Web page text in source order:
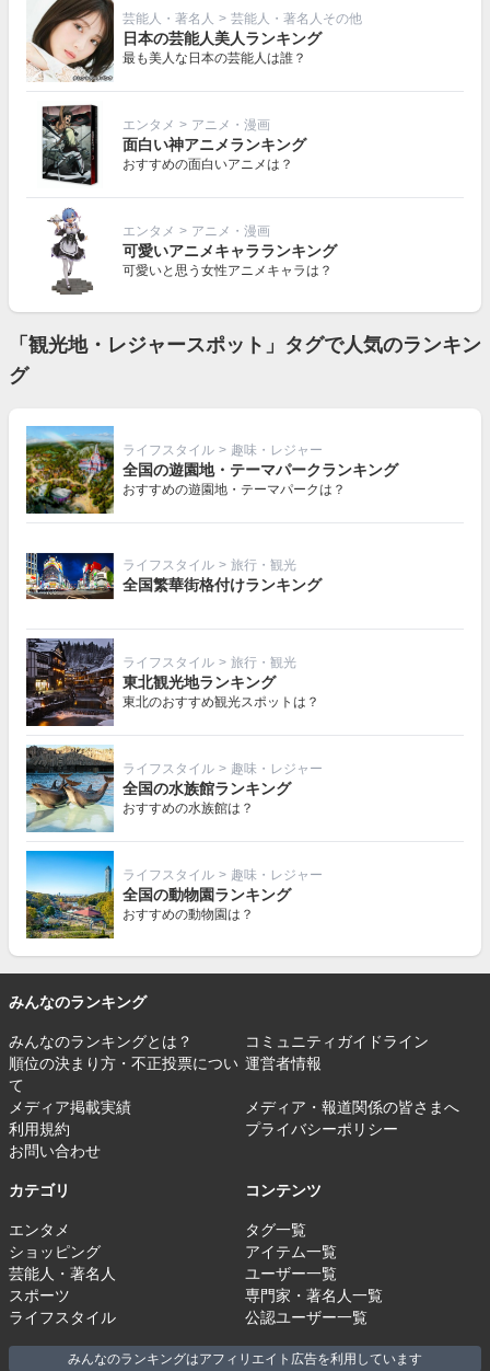
芸能人・著名人 > 芸能人・著名人その他
日本の芸能人美人ランキング
最も美人な日本の芸能人は誰？
エンタメ > アニメ・漫画
面白い神アニメランキング
おすすめの面白いアニメは？
エンタメ > アニメ・漫画
可愛いアニメキャラランキング
可愛いと思う女性アニメキャラは？
「観光地・レジャースポット」タグで人気のランキン
グ
ライフスタイル > 趣味・レジャー
全国の遊園地・テーマパークランキング
おすすめの遊園地・テーマパークは？
ライフスタイル > 旅行・観光
全国繁華街格付けランキング
ライフスタイル > 旅行・観光
東北観光地ランキング
東北のおすすめ観光スポットは？
ライフスタイル > 趣味・レジャー
全国の水族館ランキング
おすすめの水族館は？
ライフスタイル > 趣味・レジャー
全国の動物園ランキング
おすすめの動物園は？
みんなのランキング
みんなのランキングとは？
コミュニティガイドライン
順位の決まり方・不正投票につい
て
運営者情報
メディア掲載実績
メディア・報道関係の皆さまへ
利用規約
プライバシーポリシー
お問い合わせ
カテゴリ
エンタメ
ショッピング
芸能人・著名人
スポーツ
ライフスタイル
コンテンツ
タグ一覧
アイテム一覧
ユーザー一覧
専門家・著名人一覧
公認ユーザー一覧
みんなのランキングはアフィリエイト広告を利用しています